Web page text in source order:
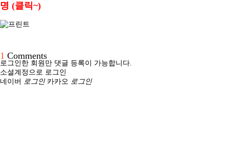
명 (클릭~)
1 Comments
로그인한 회원만 댓글 등록이 가능합니다.
소셜계정으로 로그인
네이버 로그인 카카오 로그인